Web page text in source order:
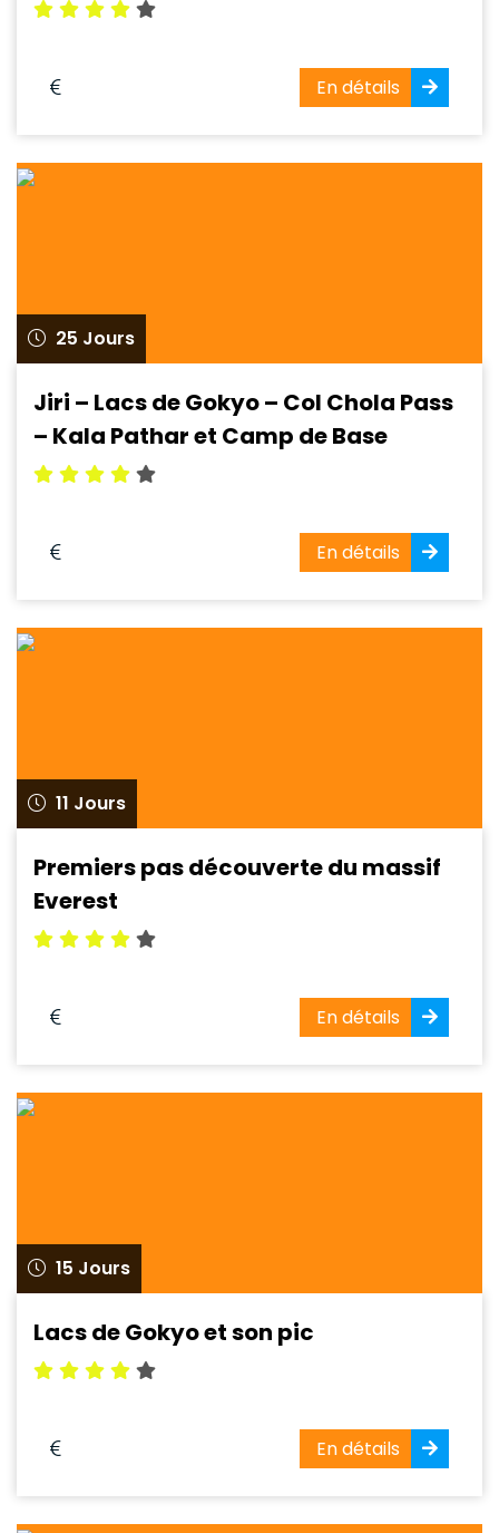
En détails
25 Jours
Jiri – Lacs de Gokyo – Col Chola Pass
– Kala Pathar et Camp de Base
En détails
11 Jours
Premiers pas découverte du massif
Everest
En détails
15 Jours
Lacs de Gokyo et son pic
En détails